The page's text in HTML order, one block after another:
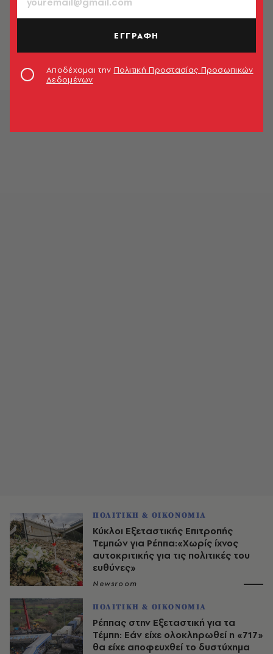
ΚΟΙΝΩΝΙΑ
Γιοι πρώην υπουργού του ΣΥΡΙΖΑ
συνελήφθησαν στα Εξάρχεια
Γιώργος Σόμπολος
ΠΟΛΙΤΙΚΗ & ΟΙΚΟΝΟΜΙΑ
Κύκλοι Εξεταστικής Επιτροπής
Τεμπών για Ρέππα:«Χωρίς ίχνος
αυτοκριτικής για τις πολιτικές του
ευθύνες»
Newsroom
ΠΟΛΙΤΙΚΗ & ΟΙΚΟΝΟΜΙΑ
Ρέππας στην Εξεταστική για τα
Τέμπη: Εάν είχε ολοκληρωθεί η «717»
θα είχε αποφευχθεί το δυστύχημα
ΕΓΓΡΑΦΗ
Αποδέχομαι την Πολιτική Προστασίας Προσωπικών
Δεδομένων